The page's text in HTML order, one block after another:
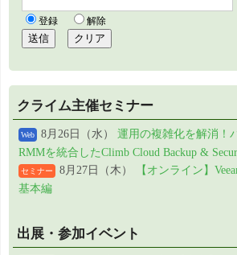
クライム主催セミナー
Web 8月26日（水） 運用の複雑化を解消！
RMMを統合したClimb Cloud Backup &
セミナー 8月27日（木）
【オンライン】
基本編
出展・参加イベント